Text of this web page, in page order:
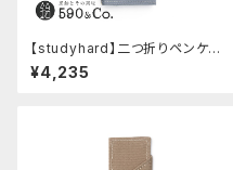
【studyhard】二つ折りペンケー
ス ミニマムコンパクトサイズ
(カーキ)
¥4,235